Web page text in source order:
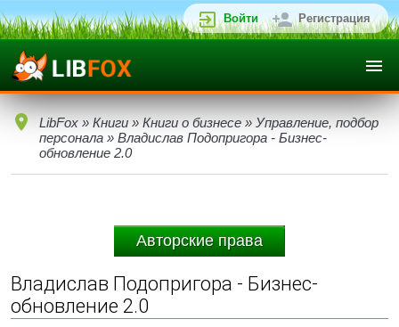
Войти Регистрация
LibFox » Книги » Книги о бизнесе » Управление, подбор
персонала » Владислав Подопригора - Бизнес-
обновление 2.0
Авторские права
Владислав Подопригора - Бизнес-
обновление 2.0